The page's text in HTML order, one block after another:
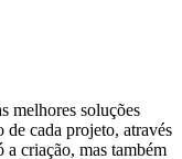
melhores soluções
cada projeto, através
a criação, mas também